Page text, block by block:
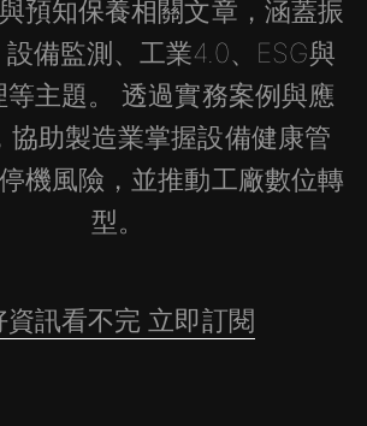
預知保養相關文章，涵蓋振
備監測、工業4.0、ESG與
主題。 透過實務案例與應
協助製造業掌握設備健康管
機風險，並推動工廠數位轉
型。
資訊看不完 立即訂閱